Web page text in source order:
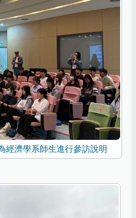
經濟學系師生進行參訪說明